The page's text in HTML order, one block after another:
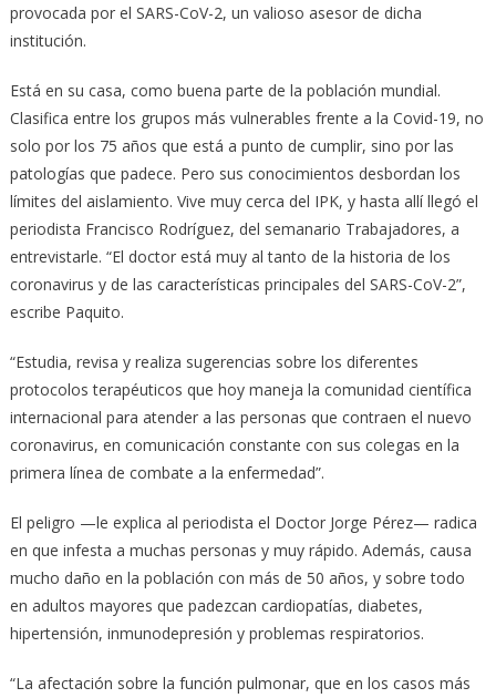
provocada por el SARS-CoV-2, un valioso asesor de dicha
institución.
Está en su casa, como buena parte de la población mundial.
Clasifica entre los grupos más vulnerables frente a la Covid-19, no
solo por los 75 años que está a punto de cumplir, sino por las
patologías que padece. Pero sus conocimientos desbordan los
límites del aislamiento. Vive muy cerca del IPK, y hasta allí llegó el
periodista Francisco Rodríguez, del semanario Trabajadores, a
entrevistarle. “El doctor está muy al tanto de la historia de los
coronavirus y de las características principales del SARS-CoV-2”,
escribe Paquito.
“Estudia, revisa y realiza sugerencias sobre los diferentes
protocolos terapéuticos que hoy maneja la comunidad científica
internacional para atender a las personas que contraen el nuevo
coronavirus, en comunicación constante con sus colegas en la
primera línea de combate a la enfermedad”.
El peligro —le explica al periodista el Doctor Jorge Pérez— radica
en que infesta a muchas personas y muy rápido. Además, causa
mucho daño en la población con más de 50 años, y sobre todo
en adultos mayores que padezcan cardiopatías, diabetes,
hipertensión, inmunodepresión y problemas respiratorios.
“La afectación sobre la función pulmonar, que en los casos más